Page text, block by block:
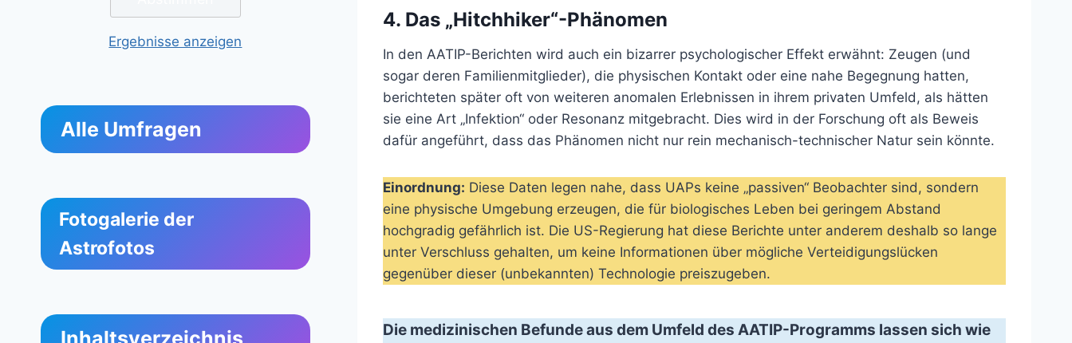
4. Das „Hitchhiker“-Phänomen
In den AATIP-Berichten wird auch ein bizarrer psychologischer Effekt erwähnt: Zeugen (und
sogar deren Familienmitglieder), die physischen Kontakt oder eine nahe Begegnung hatten,
berichteten später oft von weiteren anomalen Erlebnissen in ihrem privaten Umfeld, als hätten
sie eine Art „Infektion“ oder Resonanz mitgebracht. Dies wird in der Forschung oft als Beweis
dafür angeführt, dass das Phänomen nicht nur rein mechanisch-technischer Natur sein könnte.
Einordnung: Diese Daten legen nahe, dass UAPs keine „passiven“ Beobachter sind, sondern
eine physische Umgebung erzeugen, die für biologisches Leben bei geringem Abstand
hochgradig gefährlich ist. Die US-Regierung hat diese Berichte unter anderem deshalb so lange
unter Verschluss gehalten, um keine Informationen über mögliche Verteidigungslücken
gegenüber dieser (unbekannten) Technologie preiszugeben.
Die medizinischen Befunde aus dem Umfeld des AATIP-Programms lassen sich wie
Ergebnisse anzeigen
Alle Umfragen
Fotogalerie der
Astrofotos
Inhaltsverzeichnis